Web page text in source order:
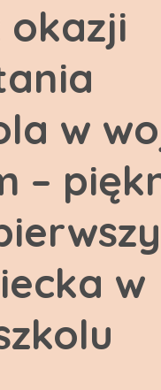
okazji
w
–
w